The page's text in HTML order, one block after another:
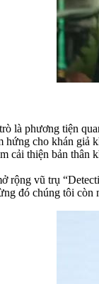
là phương tiện
cho khán giả
cải thiện bản thân
rộng vũ trụ
đó chúng tôi còn